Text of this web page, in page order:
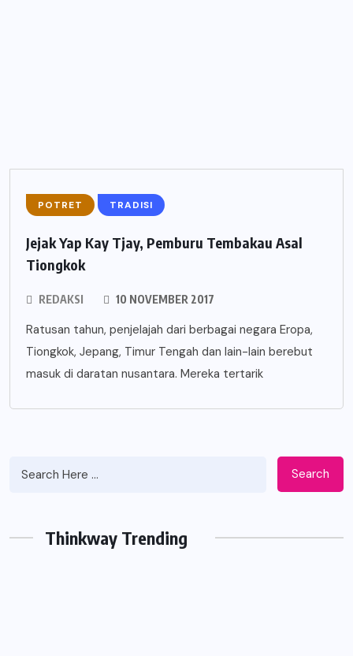
POTRET TRADISI
Jejak Yap Kay Tjay, Pemburu Tembakau Asal
Tiongkok
REDAKSI 10 NOVEMBER 2017
Ratusan tahun, penjelajah dari berbagai negara Eropa,
Tiongkok, Jepang, Timur Tengah dan lain-lain berebut
masuk di daratan nusantara. Mereka tertarik
Search
Thinkway Trending